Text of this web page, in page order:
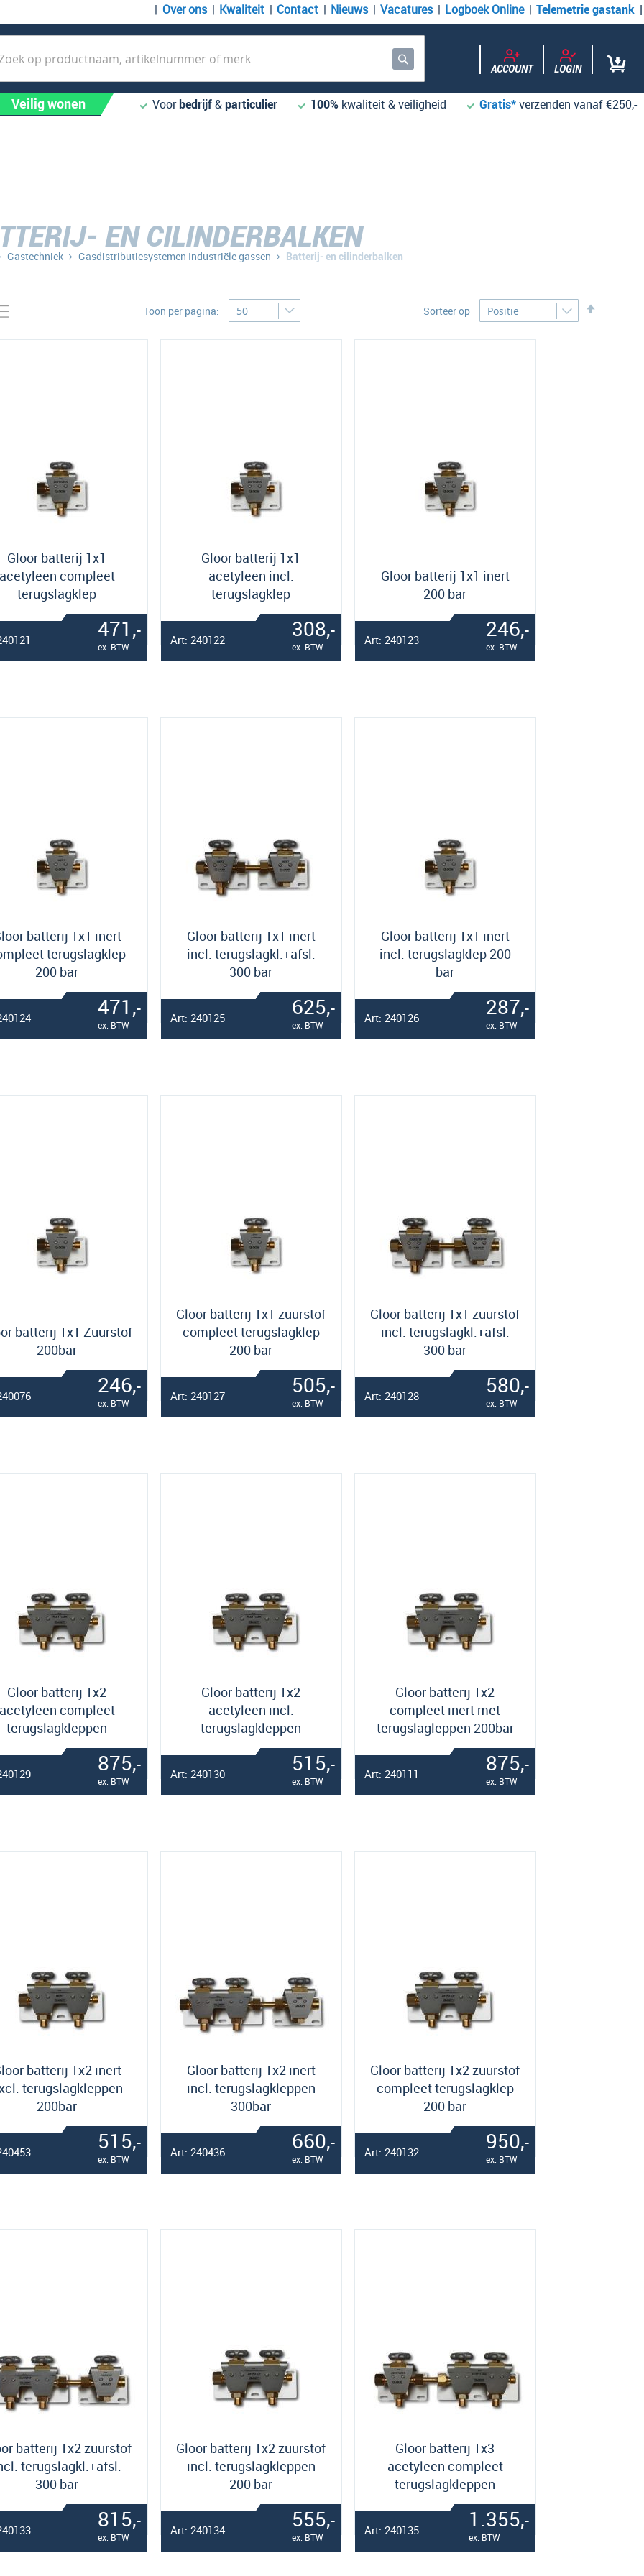
Over ons Kwaliteit Contact Nieuws Vacatures Logboek Online Telemetrie gastank
Zoek ACCOUNT LOGIN
Veilig wonen Voorbedrijf&particulier 100% kwaliteit & veiligheid Gratis*verzenden vanaf €250,-
EN CILINDERBALKEN
Gastechniek Gasdistributiesystemen Industriële gassen Batterij- en cilinderbalken
Lijst Toon per pagina: Sorteer op
Gloor batterij 1x1
compleet
terugslagklep
471,-
ex. BTW
Gloor batterij 1x1
acetyleen incl.
terugslagklep
308,-
ex. BTW
Art: 240122
Gloor batterij 1x1 inert
200 bar
246,-
ex. BTW
Art: 240123
batterij 1x1 inert
terugslagklep
200 bar
471,-
ex. BTW
Gloor batterij 1x1 inert
incl. terugslagkl.+afsl.
300 bar
625,-
ex. BTW
Art: 240125
Gloor batterij 1x1 inert
incl. terugslagklep 200
bar
287,-
ex. BTW
Art: 240126
batterij 1x1 Zuurstof
200bar
246,-
ex. BTW
Gloor batterij 1x1 zuurstof
compleet terugslagklep
200 bar
505,-
ex. BTW
Art: 240127
Gloor batterij 1x1 zuurstof
incl. terugslagkl.+afsl.
300 bar
580,-
ex. BTW
Art: 240128
Gloor batterij 1x2
compleet
terugslagkleppen
875,-
ex. BTW
Gloor batterij 1x2
acetyleen incl.
terugslagkleppen
515,-
ex. BTW
Art: 240130
Gloor batterij 1x2
compleet inert met
terugslagleppen 200bar
875,-
ex. BTW
Art: 240111
batterij 1x2 inert
terugslagkleppen
200bar
515,-
ex. BTW
Gloor batterij 1x2 inert
incl. terugslagkleppen
300bar
660,-
ex. BTW
Art: 240436
Gloor batterij 1x2 zuurstof
compleet terugslagklep
200 bar
950,-
ex. BTW
Art: 240132
batterij 1x2 zuurstof
terugslagkl.+afsl.
300 bar
815,-
ex. BTW
Gloor batterij 1x2 zuurstof
incl. terugslagkleppen
200 bar
555,-
ex. BTW
Art: 240134
Gloor batterij 1x3
acetyleen compleet
terugslagkleppen
1.355,-
ex. BTW
Art: 240135